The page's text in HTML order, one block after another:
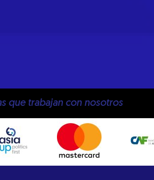
que trabajan con nosotros